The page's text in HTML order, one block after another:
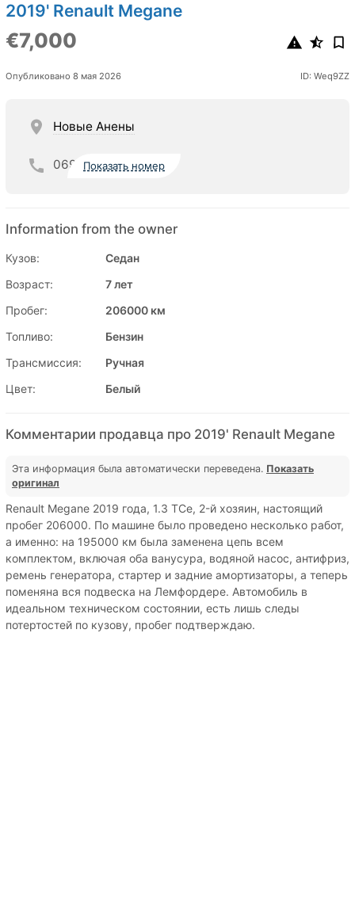
2019' Renault Megane
€7,000
Опубликовано 8 мая 2026 ID: Weq9ZZ
Новые Анены
069 Показать номер
Information from the owner
Кузов:
Седан
Возраст:
7 лет
Пробег:
206000 км
Топливо:
Бензин
Трансмиссия:
Ручная
Цвет:
Белый
Комментарии продавца про 2019' Renault Megane
Эта информация была автоматически переведена. Показать
оригинал
Renault Megane 2019 года, 1.3 TCe, 2-й хозяин, настоящий
пробег 206000. По машине было проведено несколько работ,
а именно: на 195000 км была заменена цепь всем
комплектом, включая оба ванусура, водяной насос, антифриз,
ремень генератора, стартер и задние амортизаторы, а теперь
поменяна вся подвеска на Лемфордере. Автомобиль в
идеальном техническом состоянии, есть лишь следы
потертостей по кузову, пробег подтверждаю.